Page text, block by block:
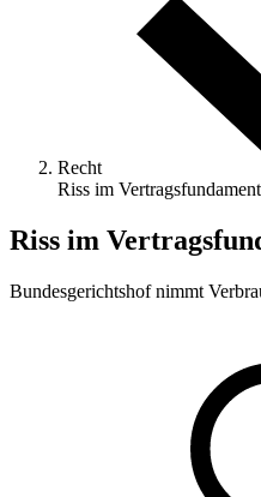
Recht
Riss im Vertragsfundament
Riss im
Bundesgerichtshof nimmt